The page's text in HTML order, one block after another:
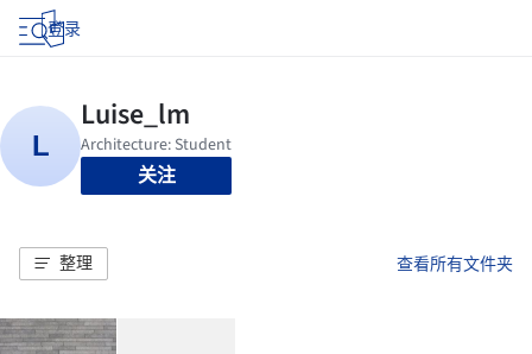
登录
关注
整理 查看所有文件夹